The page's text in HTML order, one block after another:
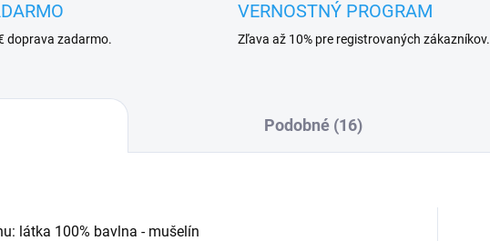
doprava zadarmo.
VERNOSTNÝ PROGRAM
Zľava až 10% pre registrovaných zákazníkov.
Podobné (16)
látka 100% bavlna - mušelín